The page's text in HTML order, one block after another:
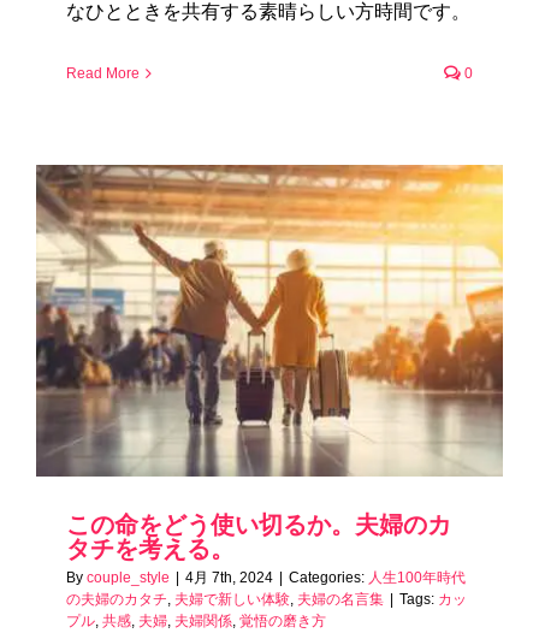
なひとときを共有する素晴らしい方時間です。
Read More 0
この命をどう使い切るか。夫婦のカ
タチを考える。
By couple_style 4月 7th, 2024 Categories: 人生100年時代
の夫婦のカタチ, 夫婦で新しい体験, 夫婦の名言集 Tags: カッ
プル, 共感, 夫婦, 夫婦関係, 覚悟の磨き方